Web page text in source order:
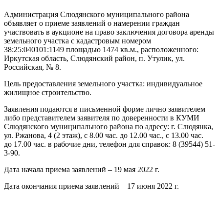
Администрация Слюдянского муниципального района
объявляет о приеме заявлений о намерении граждан
участвовать в аукционе на право заключения договора аренды
земельного участка с кадастровым номером
38:25:040101:1149 площадью 1474 кв.м., расположенного:
Иркутская область, Слюдянский район, п. Утулик, ул.
Российская, № 8.
Цель предоставления земельного участка: индивидуальное
жилищное строительство.
Заявления подаются в письменной форме лично заявителем
либо представителем заявителя по доверенности в КУМИ
Слюдянского муниципального района по адресу: г. Слюдянка,
ул. Ржанова, 4 (2 этаж), с 8.00 час. до 12.00 час., с 13.00 час.
до 17.00 час. в рабочие дни, телефон для справок: 8 (39544) 51-
3-90.
Дата начала приема заявлений – 19 мая 2022 г.
Дата окончания приема заявлений – 17 июня 2022 г.